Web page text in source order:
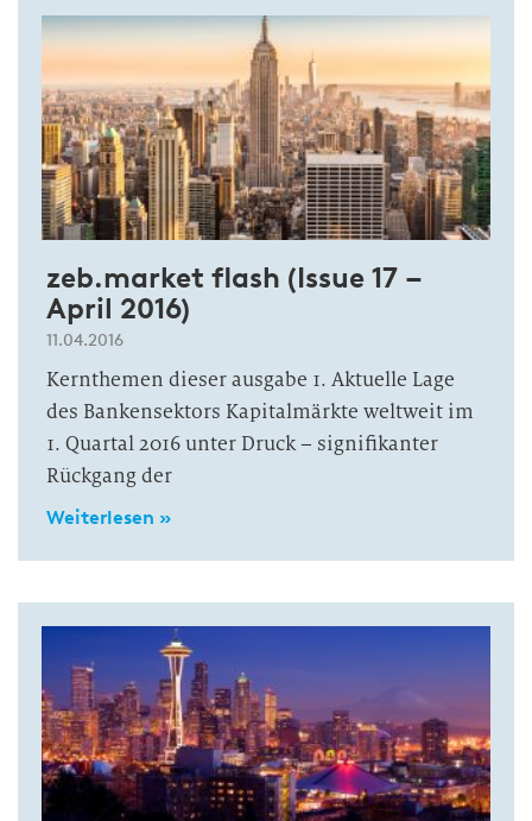
zeb.market flash (Issue 17 –
April 2016)
11.04.2016
Kernthemen dieser ausgabe 1. Aktuelle Lage
des Bankensektors Kapitalmärkte weltweit im
1. Quartal 2016 unter Druck – signifikanter
Rückgang der
Weiterlesen »